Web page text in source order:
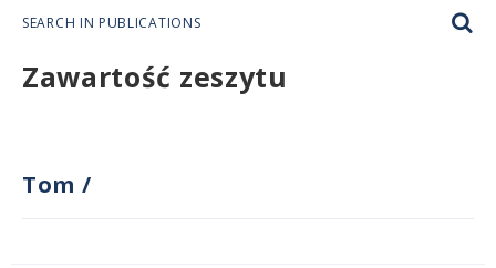
SEARCH IN PUBLICATIONS
Zawartość zeszytu
Tom /